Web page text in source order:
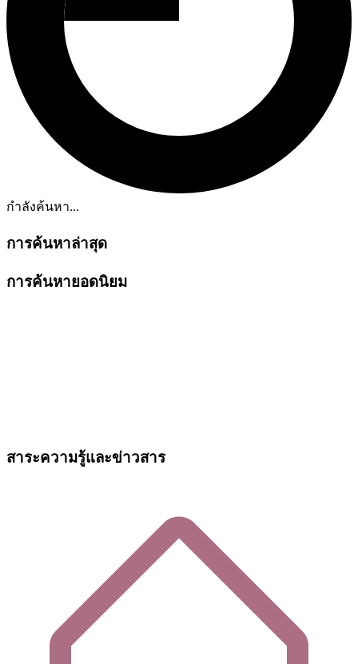
กำลังค้นหา...
การค้นหาล่าสุด
การค้นหายอดนิยม
สาระความรู้และข่าวสาร